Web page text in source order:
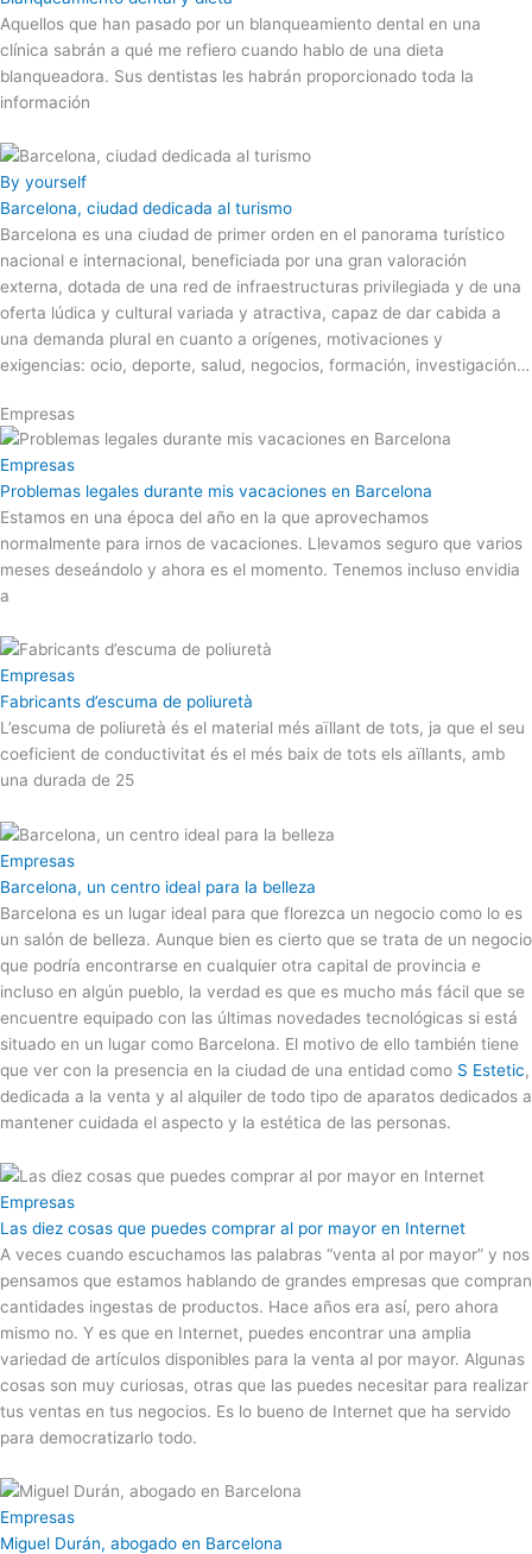
Aquellos que han pasado por un blanqueamiento dental en una
clínica sabrán a qué me refiero cuando hablo de una dieta
blanqueadora. Sus dentistas les habrán proporcionado toda la
información
By yourself
Barcelona, ciudad dedicada al turismo
Barcelona es una ciudad de primer orden en el panorama turístico
nacional e internacional, beneficiada por una gran valoración
externa, dotada de una red de infraestructuras privilegiada y de una
oferta lúdica y cultural variada y atractiva, capaz de dar cabida a
una demanda plural en cuanto a orígenes, motivaciones y
exigencias: ocio, deporte, salud, negocios, formación, investigación…
Empresas
Empresas
Problemas legales durante mis vacaciones en Barcelona
Estamos en una época del año en la que aprovechamos
normalmente para irnos de vacaciones. Llevamos seguro que varios
meses deseándolo y ahora es el momento. Tenemos incluso envidia
a
Empresas
Fabricants d’escuma de poliuretà
L’escuma de poliuretà és el material més aïllant de tots, ja que el seu
coeficient de conductivitat és el més baix de tots els aïllants, amb
una durada de 25
Empresas
Barcelona, un centro ideal para la belleza
Barcelona es un lugar ideal para que florezca un negocio como lo es
un salón de belleza. Aunque bien es cierto que se trata de un negocio
que podría encontrarse en cualquier otra capital de provincia e
incluso en algún pueblo, la verdad es que es mucho más fácil que se
encuentre equipado con las últimas novedades tecnológicas si está
situado en un lugar como Barcelona. El motivo de ello también tiene
que ver con la presencia en la ciudad de una entidad como S Estetic,
dedicada a la venta y al alquiler de todo tipo de aparatos dedicados a
mantener cuidada el aspecto y la estética de las personas.
Empresas
Las diez cosas que puedes comprar al por mayor en Internet
A veces cuando escuchamos las palabras “venta al por mayor” y nos
pensamos que estamos hablando de grandes empresas que compran
cantidades ingestas de productos. Hace años era así, pero ahora
mismo no. Y es que en Internet, puedes encontrar una amplia
variedad de artículos disponibles para la venta al por mayor. Algunas
cosas son muy curiosas, otras que las puedes necesitar para realizar
tus ventas en tus negocios. Es lo bueno de Internet que ha servido
para democratizarlo todo.
Empresas
Miguel Durán, abogado en Barcelona